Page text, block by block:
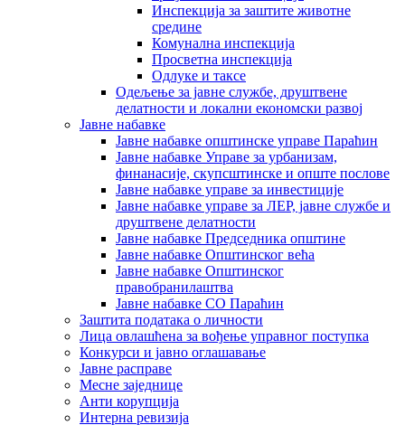
Инспекција за заштите животне
средине
Комунална инспекција
Просветна инспекција
Одлуке и таксе
Одељење за јавне службе, друштвене
делатности и локални економски развој
Јавне набавке
Јавне набавке општинске управе Параћин
Јавне набавке Управе за урбанизам,
финанасије, скупсштинске и опште послове
Јавне набавке управе за инвестиције
Јавне набавке управе за ЛЕР, јавне службе и
друштвене делатности
Јавне набавке Председника општине
Јавне набавке Општинског већа
Јавне набавке Општинског
правобранилаштва
Јавне набавке СО Параћин
Заштита података о личности
Лица овлашћена за вођење управног поступка
Конкурси и јавно оглашавање
Јавне расправе
Месне заједнице
Анти корупција
Интерна ревизија